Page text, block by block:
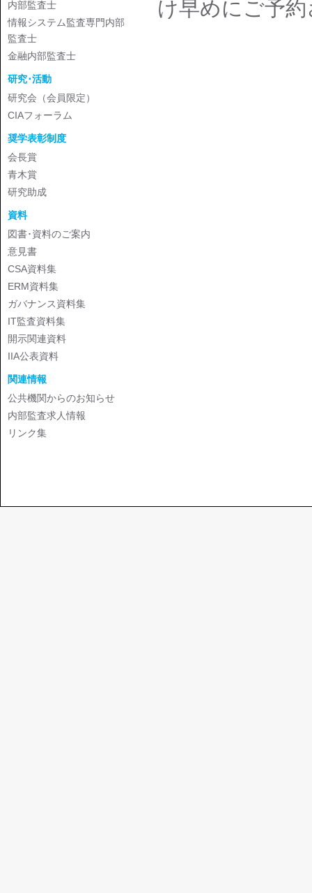
内部監査士
情報システム監査専門内部
監査士
金融内部監査士
研究･活動
研究会（会員限定）
CIAフォーラム
奨学表彰制度
会長賞
青木賞
研究助成
資料
図書･資料のご案内
意見書
CSA資料集
ERM資料集
ガバナンス資料集
IT監査資料集
開示関連資料
IIA公表資料
関連情報
公共機関からのお知らせ
内部監査求人情報
リンク集
け早めにご予